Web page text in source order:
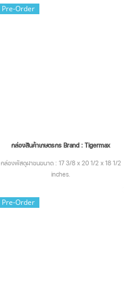
Pre-Order
กล่องสินค้าเกษตรกร Brand : Tigermax
กล่องพัสดุฝาชนขนาด : 17 3/8 x 20 1/2 x 18 1/2
inches.
Pre-Order